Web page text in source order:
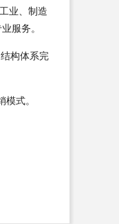
业、制造
服务。
构体系完
式。